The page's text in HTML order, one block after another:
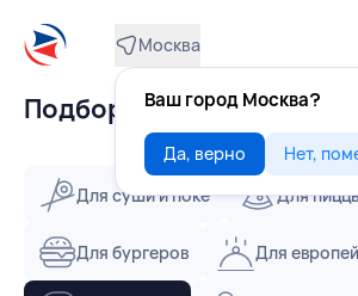
Москва
Ваш город Москва?
Да, верно Нет,
Подборки
Для суши и поке Для
Для бургеров Для